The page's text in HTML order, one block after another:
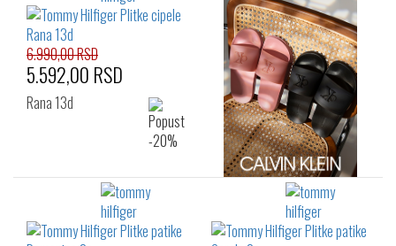
6.990,00 RSD
5.592,00 RSD
Rana 13d